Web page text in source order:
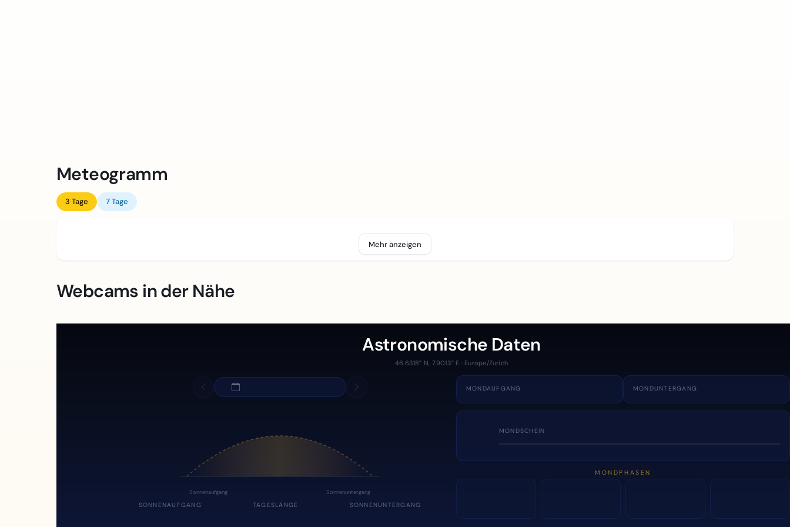
Meteogramm
3 Tage 7 Tage
Mehr anzeigen
Webcams in der Nähe
Astronomische Daten
46.6318° N, 7.9013° E · Europe/Zurich
Sonnenaufgang Sonnenuntergang
SONNENAUFGANG TAGESLÄNGE SONNENUNTERGANG
MONDAUFGANG MONDUNTERGANG
MONDSCHEIN
MONDPHASEN